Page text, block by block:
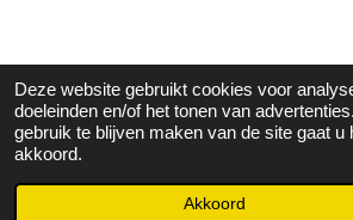
Deze website gebruikt cookies voor
doeleinden en/of het tonen van
gebruik te blijven maken van de site gaat u
akkoord.
Akkoord